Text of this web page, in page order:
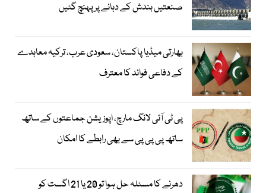
صنعتیں بندش کے دہانے پر پہنچ گئیں
بھارتی میڈیا پاکستان، سعودی عرب، ترکیہ معاہدے
کے دفاعی فوائد کا معترف
پی ٹی آئی لانگ مارچ، اپوزیشن جماعتوں کے ساتھ
ساتھ پی پی پی سے بھی رابطے کا امکان
دھرنے کا مسئلہ حل ہوا تو 20 یا 21 اگست کو